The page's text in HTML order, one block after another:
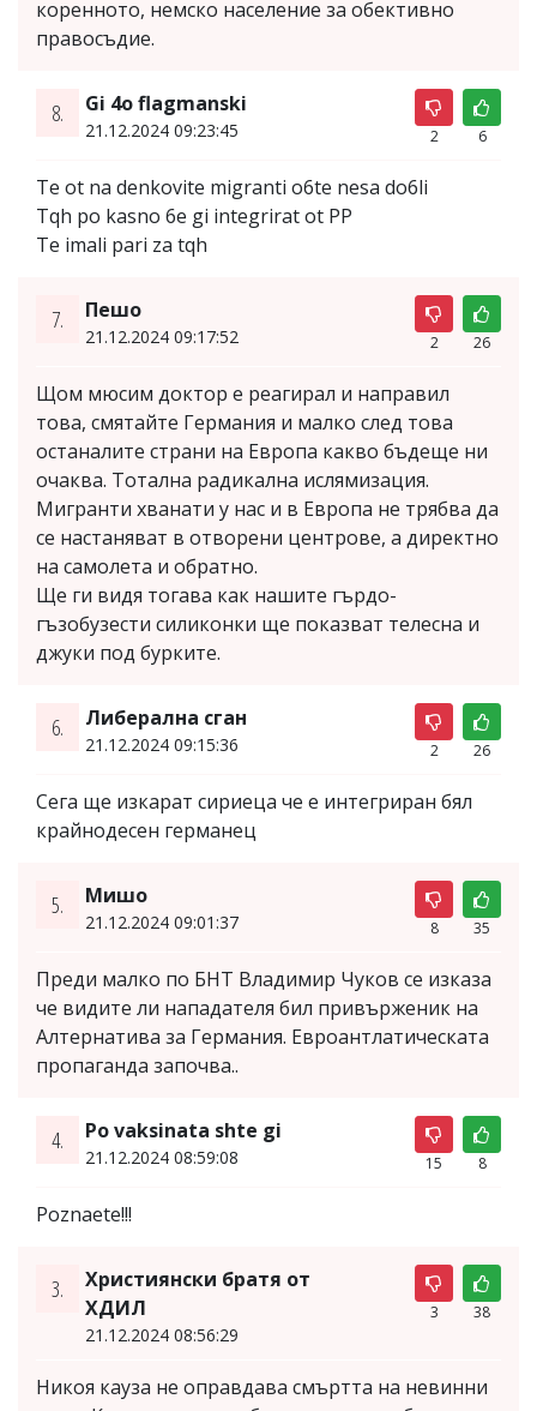
коренното, немско население за обективно
правосъдие.
8. Gi 4o flagmanski
21.12.2024 09:23:45 2 6
Te ot na denkovite migranti o6te nesa do6li
Tqh po kasno 6e gi integrirat ot PP
Te imali pari za tqh
7. Пешо
21.12.2024 09:17:52 2 26
Щом мюсим доктор е реагирал и направил
това, смятайте Германия и малко след това
останалите страни на Европа какво бъдеще ни
очаква. Тотална радикална ислямизация.
Мигранти хванати у нас и в Европа не трябва да
се настаняват в отворени центрове, а директно
на самолета и обратно.
Ще ги видя тогава как нашите гърдо-
гъзобузести силиконки ще показват телесна и
джуки под бурките.
6. Либерална сган
21.12.2024 09:15:36 2 26
Сега ще изкарат сириеца че е интегриран бял
крайнодесен германец
5. Мишо
21.12.2024 09:01:37 8 35
Преди малко по БНТ Владимир Чуков се изказа
че видите ли нападателя бил привърженик на
Алтернатива за Германия. Евроантлатическата
пропаганда започва..
4. Po vaksinata shte gi
21.12.2024 08:59:08 15 8
Poznaete!!!
3.
Християнски братя от
ХДИЛ
21.12.2024 08:56:29
3 38
Никоя кауза не оправдава смъртта на невинни